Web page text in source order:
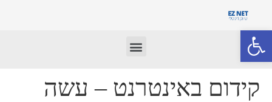
פתח סרגל נגישות
קידום באינטרנט – עשה